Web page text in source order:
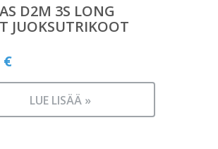
D2M 3S LONG
JUOKSUTRIKOOT
€
LUE LISÄÄ »